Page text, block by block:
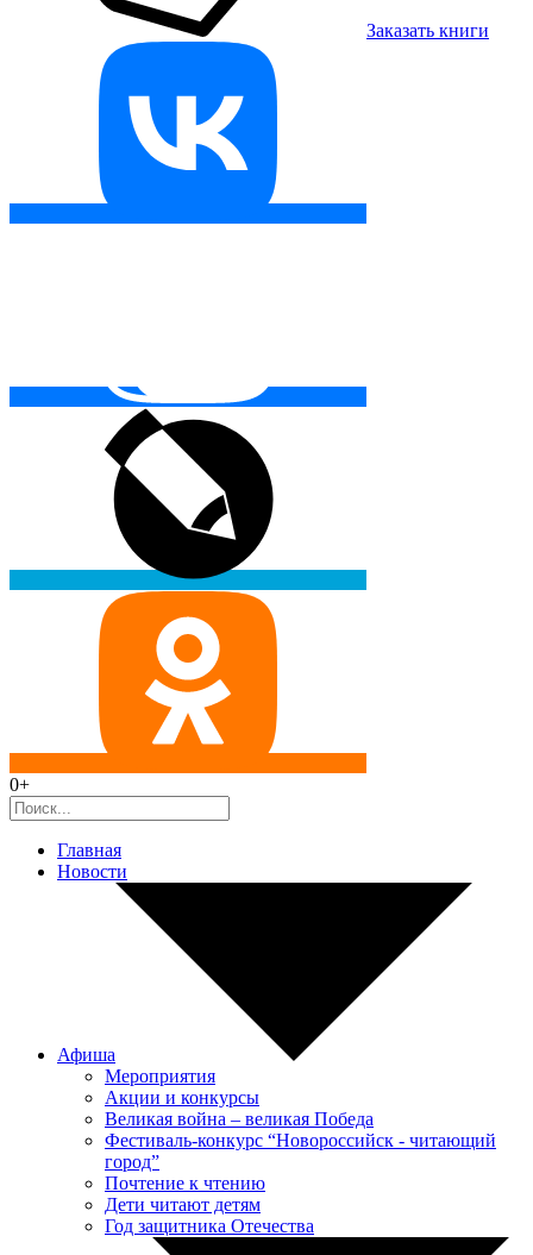
Заказать книги
0+
Главная
Новости
Афиша
Мероприятия
Акции и конкурсы
Великая война – великая Победа
Фестиваль-конкурс “Новороссийск - читающий
город”
Почтение к чтению
Дети читают детям
Год защитника Отечества